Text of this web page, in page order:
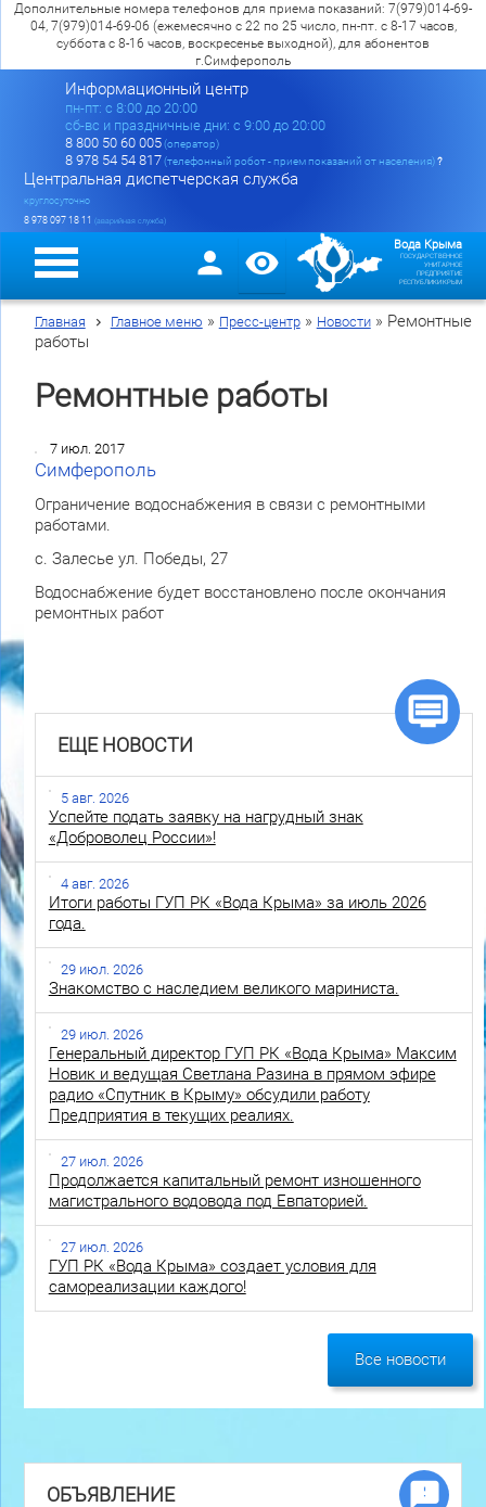
Дополнительные номера телефонов для приема показаний: 7(979)014-69-
04, 7(979)014-69-06 (ежемесячно с 22 по 25 число, пн-пт. с 8-17 часов,
суббота с 8-16 часов, воскресенье выходной), для абонентов
г.Симферополь
Информационный центр
пн-пт: c 8:00 до 20:00
сб-вс и праздничные дни: с 9:00 до 20:00
8 800 50 60 005(оператор)
8 978 54 54 817(телефонный робот - прием показаний от населения)?
Центральная диспетчерская служба
круглосуточно
8 978 097 18 11 (аварийная служба)
Вода Крыма
ГОСУДАРСТВЕННОЕ
УНИТАРНОЕ
ПРЕДПРИЯТИЕ
РЕСПУБЛИКИ КРЫМ
Главная Главное меню » Пресс-центр» Новости» Ремонтные
работы
Ремонтные работы
7 июл. 2017
Симферополь
Ограничение водоснабжения в связи с ремонтными
работами.
с. Залесье ул. Победы, 27
Водоснабжение будет восстановлено после окончания
ремонтных работ
ЕЩЕ НОВОСТИ
5 авг. 2026
Успейте подать заявку на нагрудный знак
«Доброволец России»!
4 авг. 2026
Итоги работы ГУП РК «Вода Крыма» за июль 2026
года.
29 июл. 2026
Знакомство с наследием великого мариниста.
29 июл. 2026
Генеральный директор ГУП РК «Вода Крыма» Максим
Новик и ведущая Светлана Разина в прямом эфире
радио «Спутник в Крыму» обсудили работу
Предприятия в текущих реалиях.
27 июл. 2026
Продолжается капитальный ремонт изношенного
магистрального водовода под Евпаторией.
27 июл. 2026
ГУП РК «Вода Крыма» создает условия для
самореализации каждого!
Все новости
ОБЪЯВЛЕНИЕ